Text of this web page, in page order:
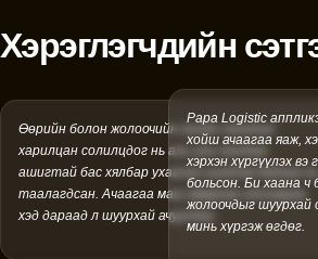
Хэрэглэгчдийн
Өөрийн болон жолоочийн үнийн саналыг
харилцан солилцдог нь аль аль талдаа
ашигтай бас хялбар ухаалаг шийдэж байгаа нь
таалагдсан. Ачаагаа маш амархан утсаараа
хэд дараад л шуурхай ачуулдаг.
Papa Logistic
хойш ачаагаа яаж,
хэрхэн хүргүүлэх вэ
больсон. Би хаана ч
жолоочдыг шуурхай
минь хүргэж өгдөг.